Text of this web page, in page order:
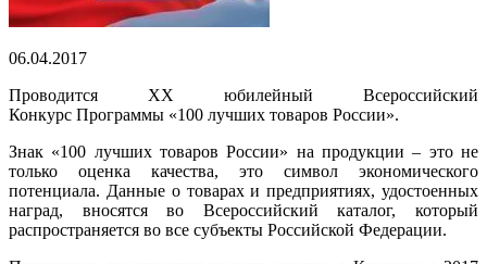
06.04.2017
Проводится XX юбилейный Всероссийский
Конкурс Программы «100 лучших товаров России».
Знак «100 лучших товаров России» на продукции – это не
только оценка качества, это символ экономического
потенциала. Данные о товарах и предприятиях, удостоенных
наград, вносятся во Всероссийский каталог, который
распространяется во все субъекты Российской Федерации.